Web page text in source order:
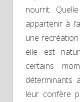
nourrit.
appartenir à
une
elle est
certains
déterminants
leur confère